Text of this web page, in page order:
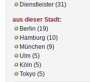
Dienstleister (31)
aus dieser Stadt:
Berlin (19)
Hamburg (10)
München (9)
Ulm (5)
Köln (5)
Tokyo (5)